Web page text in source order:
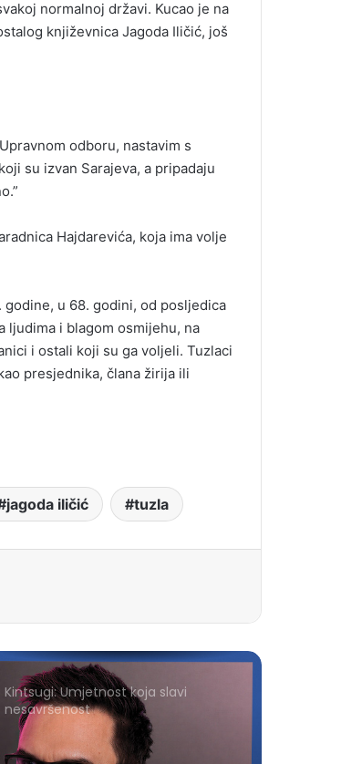
normalnoj državi. Kucao je na
književnica Jagoda Iličić, još
odboru, nastavim s
su izvan Sarajeva, a pripadaju
Hajdarevića, koja ima volje
u 68. godini, od posljedica
ljudima i blagom osmijehu, na
i ostali koji su ga voljeli. Tuzlaci
presjednika, člana žirija ili
jagoda iličić tuzla
Kintsugi: Umjetnost koja slavi
nesavršenost